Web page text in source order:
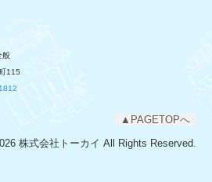
般
115
▲PAGETOPへ
株式会社トーカイ All Rights Reserved.